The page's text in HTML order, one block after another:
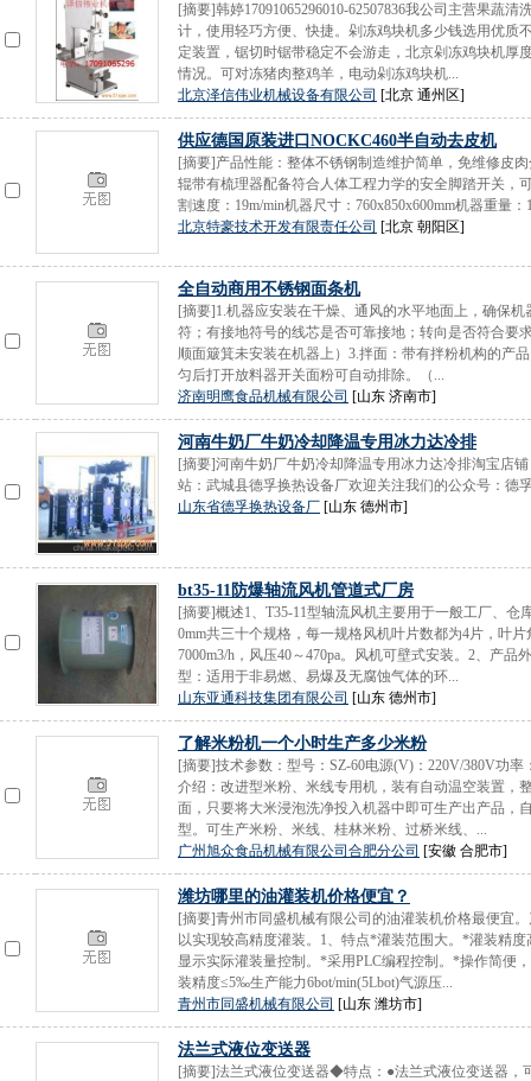
[摘要]韩婷17091065296010-62507836我公司主营果蔬
计，使用轻巧方便、快捷。剁冻鸡块机多少钱选用优质
定装置，锯切时锯带稳定不会游走，北京剁冻鸡块机厚
情况。可对冻猪肉整鸡羊，电动剁冻鸡块机...
北京泽信伟业机械设备有限公司 [北京 通州区]
供应德国原装进口NOCKC460半自动去皮机
[摘要]产品性能：整体不锈钢制造维护简单，免维修皮
辊带有梳理器配备符合人体工程力学的安全脚踏开关，
割速度：19m/min机器尺寸：760x850x600mm机器重量：
北京特豪技术开发有限责任公司 [北京 朝阳区]
全自动商用不锈钢面条机
[摘要]1.机器应安装在干燥、通风的水平地面上，确保
符；有接地符号的线芯是否可靠接地；转向是否符合要
顺面簸箕未安装在机器上）3.拌面：带有拌粉机构的产
匀后打开放料器开关面粉可自动排除。（...
济南明鹰食品机械有限公司 [山东 济南市]
河南牛奶厂牛奶冷却降温专用冰力达冷排
[摘要]河南牛奶厂牛奶冷却降温专用冰力达冷排淘宝
站：武城县德孚换热设备厂欢迎关注我们的公众号
山东省德孚换热设备厂 [山东 德州市]
bt35-11防爆轴流风机管道式厂房
[摘要]概述1、T35-11型轴流风机主要用于一般工厂、
0mm共三十个规格，每一规格风机叶片数都为4片，叶
7000m3/h，风压40～470pa。风机可壁式安装。2、产
型：适用于非易燃、易爆及无腐蚀气体的环...
山东亚通科技集团有限公司 [山东 德州市]
了解米粉机一个小时生产多少米粉
[摘要]技术参数：型号：SZ-60电源(V)：220V/380V功
介绍：改进型米粉、米线专用机，装有自动温空装置，
面，只要将大米浸泡洗净投入机器中即可生产出产品，
型。可生产米粉、米线、桂林米粉、过桥米线、...
广州旭众食品机械有限公司合肥分公司 [安徽 合肥市]
潍坊哪里的油灌装机价格便宜？
[摘要]青州市同盛机械有限公司的油灌装机价格最便宜
以实现较高精度灌装。1、特点*灌装范围大。*灌装精
显示实际灌装量控制。*采用PLC编程控制。*操作简便
装精度≤5‰生产能力6bot/min(5Lbot)气源压...
青州市同盛机械有限公司 [山东 潍坊市]
法兰式液位变送器
[摘要]法兰式液位变送器◆特点：●法兰式液位变送器，